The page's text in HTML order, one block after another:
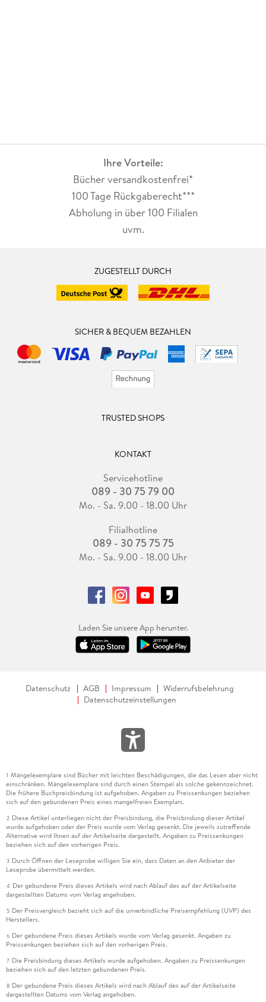
Ihre Vorteile:
Bücher versandkostenfrei*
100 Tage Rückgaberecht***
Abholung in über 100 Filialen
uvm.
ZUGESTELLT DURCH
SICHER & BEQUEM BEZAHLEN
TRUSTED SHOPS
KONTAKT
Servicehotline
089 - 30 75 79 00
Mo. - Sa. 9.00 - 18.00 Uhr
Filialhotline
089 - 30 75 75 75
Mo. - Sa. 9.00 - 18.00 Uhr
Laden Sie unsere App herunter.
Datenschutz AGB Impressum
Widerrufsbelehrung
Datenschutzeinstellungen
1 Mängelexemplare sind Bücher mit leichten Beschädigungen, die das Lesen aber nicht
einschränken. Mängelexemplare sind durch einen Stempel als solche gekennzeichnet.
Die frühere Buchpreisbindung ist aufgehoben. Angaben zu Preissenkungen beziehen
sich auf den gebundenen Preis eines mangelfreien Exemplars.
2 Diese Artikel unterliegen nicht der Preisbindung, die Preisbindung dieser Artikel
wurde aufgehoben oder der Preis wurde vom Verlag gesenkt. Die jeweils zutreffende
Alternative wird Ihnen auf der Artikelseite dargestellt. Angaben zu Preissenkungen
beziehen sich auf den vorherigen Preis.
3 Durch Öffnen der Leseprobe willigen Sie ein, dass Daten an den Anbieter der
Leseprobe übermittelt werden.
4 Der gebundene Preis dieses Artikels wird nach Ablauf des auf der Artikelseite
dargestellten Datums vom Verlag angehoben.
5 Der Preisvergleich bezieht sich auf die unverbindliche Preisempfehlung (UVP) des
Herstellers.
6 Der gebundene Preis dieses Artikels wurde vom Verlag gesenkt. Angaben zu
Preissenkungen beziehen sich auf den vorherigen Preis.
7 Die Preisbindung dieses Artikels wurde aufgehoben. Angaben zu Preissenkungen
beziehen sich auf den letzten gebundenen Preis.
8 Der gebundene Preis dieses Artikels wird nach Ablauf des auf der Artikelseite
dargestellten Datums vom Verlag angehoben.